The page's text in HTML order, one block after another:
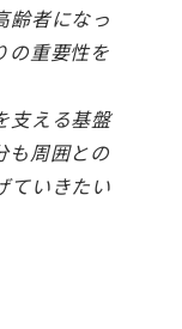
齢者になっ
の重要性を
支える基盤
も周囲との
ていきたい